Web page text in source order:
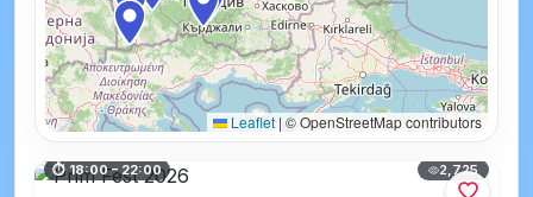
Leaflet | © OpenStreetMap contributors
⏱ 18:00 – 22:00 2,725